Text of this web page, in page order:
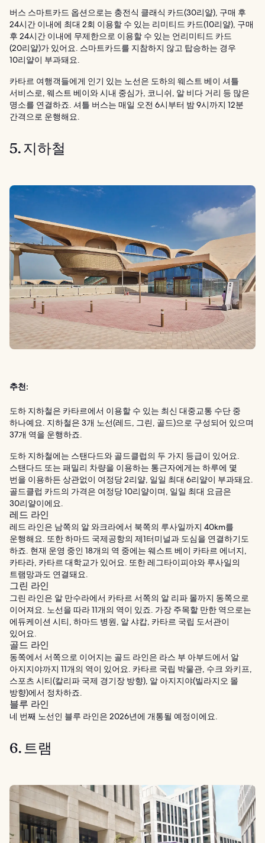
버스 스마트카드 옵션으로는 충전식 클래식 카드(30리얄), 구매 후
24시간 이내에 최대 2회 이용할 수 있는 리미티드 카드(10리얄), 구매
후 24시간 이내에 무제한으로 이용할 수 있는 언리미티드 카드
(20리얄)가 있어요. 스마트카드를 지참하지 않고 탑승하는 경우
10리얄이 부과돼요.
카타르 여행객들에게 인기 있는 노선은 도하의 웨스트 베이 셔틀
서비스로, 웨스트 베이와 시내 중심가, 코니쉬, 알 비다 거리 등 많은
명소를 연결하죠. 셔틀 버스는 매일 오전 6시부터 밤 9시까지 12분
간격으로 운행해요.
5. 지하철
추천:
도하 지하철은 카타르에서 이용할 수 있는 최신 대중교통 수단 중
하나예요. 지하철은 3개 노선(레드, 그린, 골드)으로 구성되어 있으며
37개 역을 운행하죠.
도하 지하철에는 스탠다드와 골드클럽의 두 가지 등급이 있어요.
스탠다드 또는 패밀리 차량을 이용하는 통근자에게는 하루에 몇
번을 이용하든 상관없이 여정당 2리얄, 일일 최대 6리얄이 부과돼요.
골드클럽 카드의 가격은 여정당 10리얄이며, 일일 최대 요금은
30리얄이에요.
레드 라인
레드 라인은 남쪽의 알 와크라에서 북쪽의 루사일까지 40km를
운행해요. 또한 하마드 국제공항의 제1터미널과 도심을 연결하기도
하죠. 현재 운영 중인 18개의 역 중에는 웨스트 베이 카타르 에너지,
카타라, 카타르 대학교가 있어요. 또한 레그타이피야와 루사일의
트램망과도 연결돼요.
그린 라인
그린 라인은 알 만수라에서 카타르 서쪽의 알 리파 몰까지 동쪽으로
이어져요. 노선을 따라 11개의 역이 있죠. 가장 주목할 만한 역으로는
에듀케이션 시티, 하마드 병원, 알 샤캅, 카타르 국립 도서관이
있어요.
골드 라인
동쪽에서 서쪽으로 이어지는 골드 라인은 라스 부 아부드에서 알
아지지야까지 11개의 역이 있어요. 카타르 국립 박물관, 수크 와키프,
스포츠 시티(칼리파 국제 경기장 방향), 알 아지지야(빌라지오 몰
방향)에서 정차하죠.
블루 라인
네 번째 노선인 블루 라인은 2026년에 개통될 예정이에요.
6. 트램